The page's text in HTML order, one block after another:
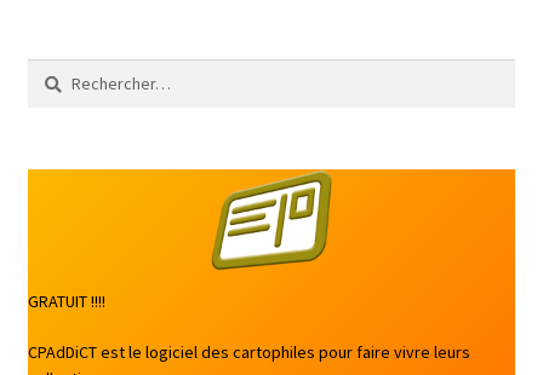
Rechercher :
GRATUIT !!!!
CPAdDiCT est le logiciel des cartophiles pour faire vivre leurs